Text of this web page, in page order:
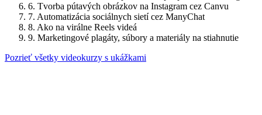
6. Tvorba pútavých obrázkov na Instagram cez Canvu
7. Automatizácia sociálnych sietí cez ManyChat
8. Ako na virálne Reels videá
9. Marketingové plagáty, súbory a materiály na stiahnutie
Pozrieť všetky videokurzy s ukážkami